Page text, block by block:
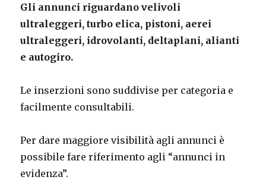
Gli annunci riguardano velivoli
ultraleggeri, turbo elica, pistoni, aerei
ultraleggeri, idrovolanti, deltaplani, alianti
e autogiro.
Le inserzioni sono suddivise per categoria e
facilmente consultabili.
Per dare maggiore visibilità agli annunci è
possibile fare riferimento agli “annunci in
evidenza”.